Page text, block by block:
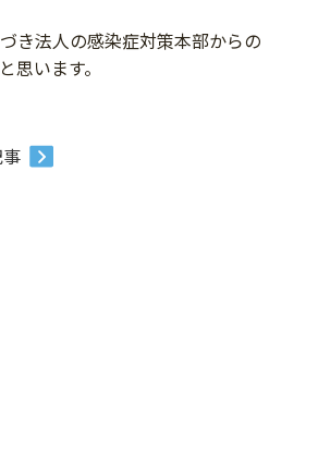
き法人の感染症対策本部からの
います。